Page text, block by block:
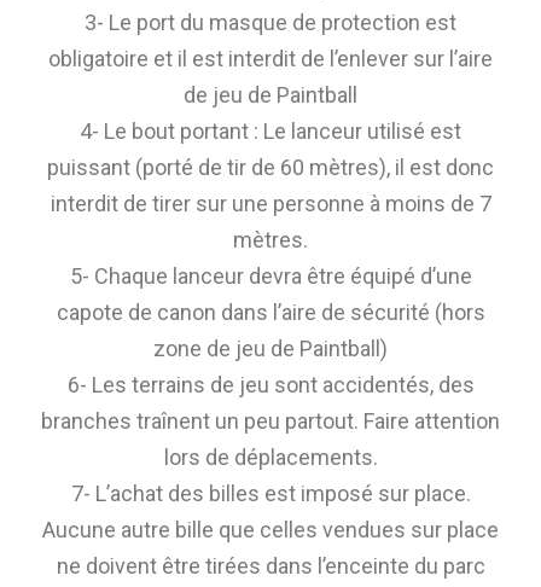
3- Le port du masque de protection est
obligatoire et il est interdit de l’enlever sur l’aire
de jeu de Paintball
4- Le bout portant : Le lanceur utilisé est
puissant (porté de tir de 60 mètres), il est donc
interdit de tirer sur une personne à moins de 7
mètres.
5- Chaque lanceur devra être équipé d’une
capote de canon dans l’aire de sécurité (hors
zone de jeu de Paintball)
6- Les terrains de jeu sont accidentés, des
branches traînent un peu partout. Faire attention
lors de déplacements.
7- L’achat des billes est imposé sur place.
Aucune autre bille que celles vendues sur place
ne doivent être tirées dans l’enceinte du parc